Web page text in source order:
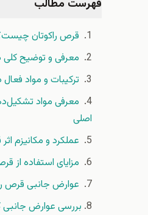
فهرست مطالب
قرص راکوتان
معرفی و توضیح کلی
ترکیبات و مواد
معرفی مواد
اصلی
عملکرد و مکانیزم
مزایای استفاده از
عوارض جانبی قرص
بررسی عوارض جانبی